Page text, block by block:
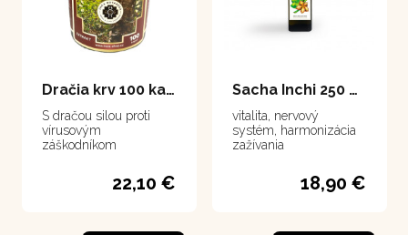
Dračia krv 100 kapsúl
S dračou silou proti
vírusovým
záškodníkom
22,10 €
Sacha Inchi 250 ml
vitalita, nervový
systém, harmonizácia
zažívania
18,90 €